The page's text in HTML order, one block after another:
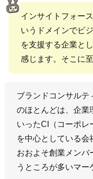
インサイトフォー
いうドメインでビ
を支援する企業と
感じます。そこに
ブランドコンサルテ
のほとんどは、企業
いったCI（コーポレ
を中心としている会
おおよそ創業メンバ
うところが多いマー